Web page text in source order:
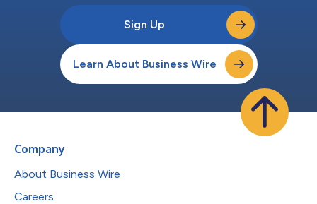
Sign Up
Learn About Business Wire
Company
About Business Wire
Careers